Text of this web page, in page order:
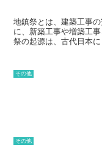
地鎮祭とは、建築工事
に、新築工事や増築工
祭の起源は、古代日本
がれています。地鎮祭
ますが、一般的には、
と幸せを祈願するとい
その他
その他